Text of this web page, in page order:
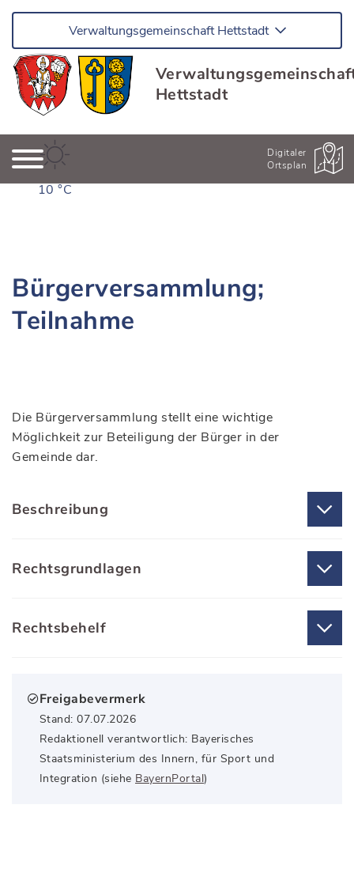
Verwaltungsgemeinschaft Hettstadt
Hettstadt
10 °C
Digitaler
Ortsplan
Bürgerversammlung;
Teilnahme
Die Bürgerversammlung stellt eine wichtige
Möglichkeit zur Beteiligung der Bürger in der
Gemeinde dar.
Beschreibung
Rechtsgrundlagen
Rechtsbehelf
Freigabevermerk
Stand: 07.07.2026
Redaktionell verantwortlich: Bayerisches
Staatsministerium des Innern, für Sport und
Integration (siehe BayernPortal)